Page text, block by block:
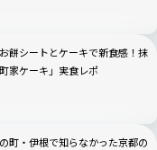
餅シートとケーキで新食感！抹
家ケーキ」実食レポ
町・伊根で知らなかった京都の